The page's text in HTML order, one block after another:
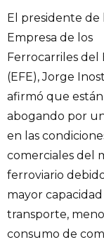
El presidente de
Empresa de los
Ferrocarriles del
(EFE), Jorge
afirmó que están
abogando por
en las
comerciales del
ferroviario
mayor
transporte,
consumo de